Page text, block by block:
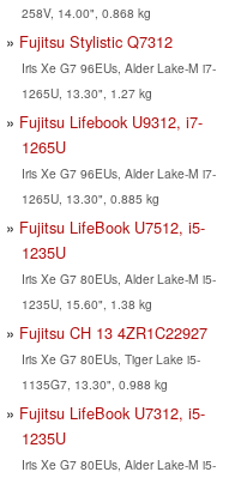
258V, 14.00", 0.868 kg
Fujitsu Stylistic Q7312
Iris Xe G7 96EUs, Alder Lake-M i7-
1265U, 13.30", 1.27 kg
Fujitsu Lifebook U9312, i7-
1265U
Iris Xe G7 96EUs, Alder Lake-M i7-
1265U, 13.30", 0.885 kg
Fujitsu LifeBook U7512, i5-
1235U
Iris Xe G7 80EUs, Alder Lake-M i5-
1235U, 15.60", 1.38 kg
Fujitsu CH 13 4ZR1C22927
Iris Xe G7 80EUs, Tiger Lake i5-
1135G7, 13.30", 0.988 kg
Fujitsu LifeBook U7312, i5-
1235U
Iris Xe G7 80EUs, Alder Lake-M i5-